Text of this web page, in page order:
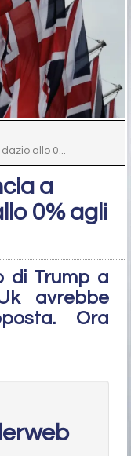
allo 0...
a
0% agli
di Trump a
avrebbe
Ora